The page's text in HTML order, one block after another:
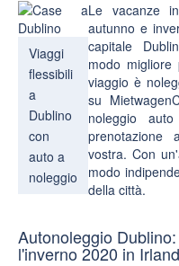
Viaggi
flessibili
a
Dublino
con
auto a
noleggio
Le vacanze
autunno e
capitale
modo
viaggio è
su
noleggio
prenotazione
vostra. Con
modo
della città.
Autonoleggio
l'inverno 2020 in